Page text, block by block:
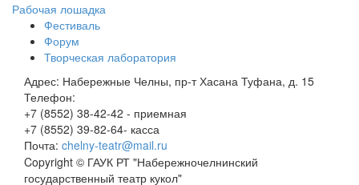
Рабочая лошадка
Фестиваль
Форум
Творческая лаборатория
Адрес: Набережные Челны, пр-т Хасана Туфана, д. 15
Телефон:
+7 (8552) 38-42-42 - приемная
+7 (8552) 39-82-64- касса
Почта: chelny-teatr@mail.ru
Copyright © ГАУК РТ "Набережночелнинский
государственный театр кукол"